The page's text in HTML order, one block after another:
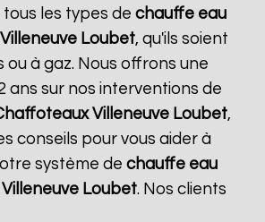
tous les types dechauffe eau
Villeneuve Loubet, qu'ils soient
ou à gaz. Nous offrons une
ans sur nos interventions de
Villeneuve Loubet,
conseils pour vous aider à
système dechauffe eau
Villeneuve Loubet. Nos clients